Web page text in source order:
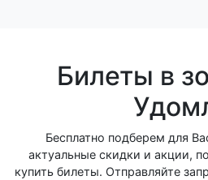
Билеты в
Бесплатно подберем для
актуальные скидки и акции,
купить билеты. Отправляйте